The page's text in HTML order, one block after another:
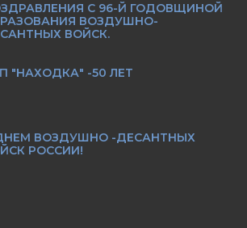
С 96-Й ГОДОВЩИНОЙ
ВОЗДУШНО-
ВОЙСК.
"НАХОДКА" -50 ЛЕТ
ВОЗДУШНО -ДЕСАНТНЫХ
РОССИИ!